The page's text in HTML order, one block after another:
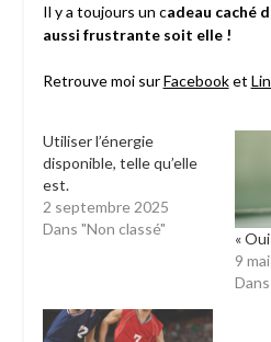
Il y a toujours un cadeau caché
aussi frustrante soit elle !
Retrouve moi surFacebooket
Utiliser l’énergie
disponible, telle qu’elle
est.
2 septembre 2025
Dans "Non classé"
«
9